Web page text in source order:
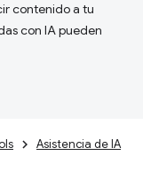
contenido a tu
con IA pueden
Asistencia de IA